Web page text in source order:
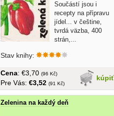
Součástí jsou i
recepty na přípravu
jídel... v češtine,
tvrdá väzba, 400
strán,...
Stav knihy:
kúpiť
Cena: €3,70 (96 Kč)
Pre Vás: €3,52 (91 Kč)
Zelenina na každý deň